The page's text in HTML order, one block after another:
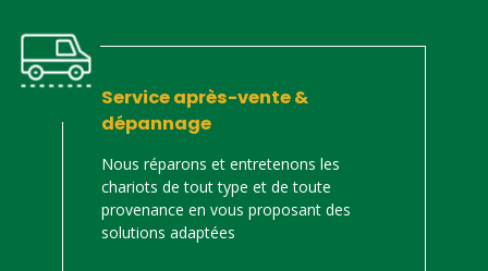
Service après-vente &
dépannage
Nous réparons et entretenons les
chariots de tout type et de toute
provenance en vous proposant des
solutions adaptées